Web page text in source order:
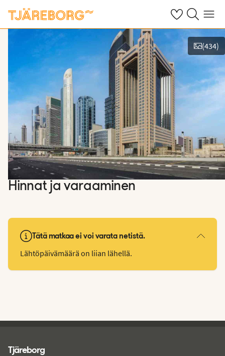
OmatHaku Valikko
Näytä kuvia
(434)
Hinnat ja varaaminen
Tätä matkaa ei voi varata netistä.
Lähtöpäivämäärä on liian lähellä.
Tjäreborg